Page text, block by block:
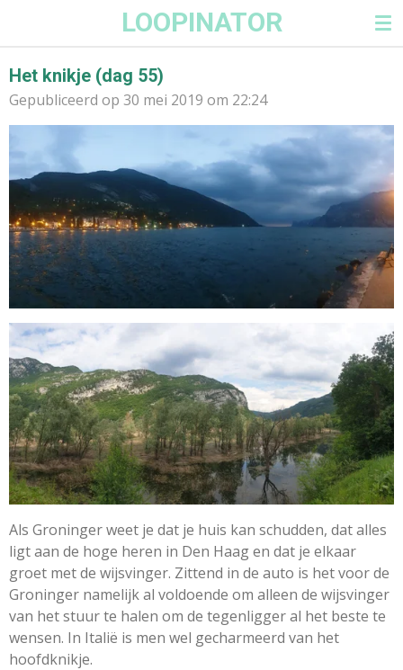
de
hoofdinhoud
LOOPINATOR
Het knikje (dag 55)
Gepubliceerd op 30 mei 2019 om 22:24
Als Groninger weet je dat je huis kan schudden, dat alles
ligt aan de hoge heren in Den Haag en dat je elkaar
groet met de wijsvinger. Zittend in de auto is het voor de
Groninger namelijk al voldoende om alleen de wijsvinger
van het stuur te halen om de tegenligger al het beste te
wensen. In Italië is men wel gecharmeerd van het
hoofdknikje.